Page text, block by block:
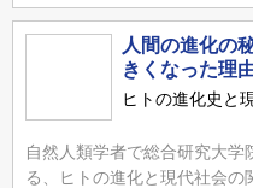
人間の進化の
きくなった理
ヒトの進化史と
自然人類学者で総合研究大学
る、ヒトの進化と現代社会の